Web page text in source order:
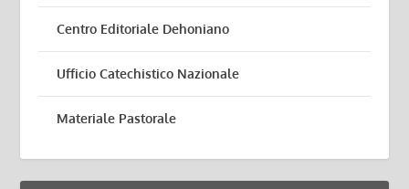
Centro Editoriale Dehoniano
Ufficio Catechistico Nazionale
Materiale Pastorale